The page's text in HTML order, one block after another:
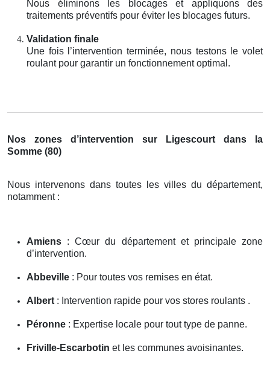
Nous éliminons les blocages et appliquons des
traitements préventifs pour éviter les blocages futurs.
Validation finale
Une fois l’intervention terminée, nous testons le volet
roulant pour garantir un fonctionnement optimal.
Nos zones d’intervention sur Ligescourt dans la
Somme (80)
Nous intervenons dans toutes les villes du département,
notamment :
Amiens : Cœur du département et principale zone
d’intervention.
Abbeville : Pour toutes vos remises en état.
Albert : Intervention rapide pour vos stores roulants .
Péronne : Expertise locale pour tout type de panne.
Friville-Escarbotin et les communes avoisinantes.